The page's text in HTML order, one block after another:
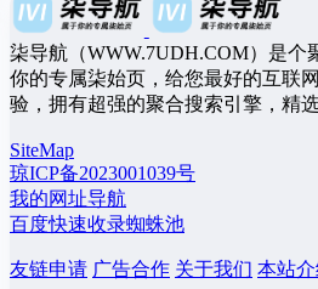
柒导航（WWW.7UDH.COM）是个
你的专属柒始页，给您最好的互联
验，拥有超强的聚合搜索引擎，精
SiteMap
琼ICP备2023001039号
我的网址导航
百度快速收录蜘蛛池
友链申请 广告合作 关于我们 本站